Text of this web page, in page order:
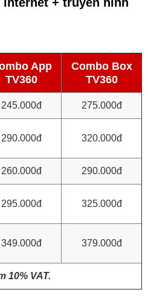
App
TV360
Combo Box
TV360
245.000đ 275.000đ
290.000đ 320.000đ
260.000đ 290.000đ
295.000đ 325.000đ
349.000đ 379.000đ
10% VAT.